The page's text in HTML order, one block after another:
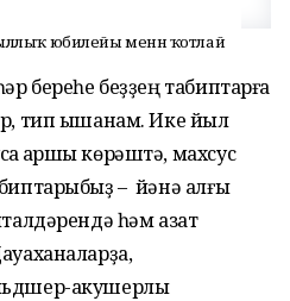
юбилейы менән ҡотлай
береһе беҙҙең табиптарға
тип ышанам.Ике йыл
ҡаршы көрәштә, махсус
– йәнә алғы
һәм азат
акушерлыҡ